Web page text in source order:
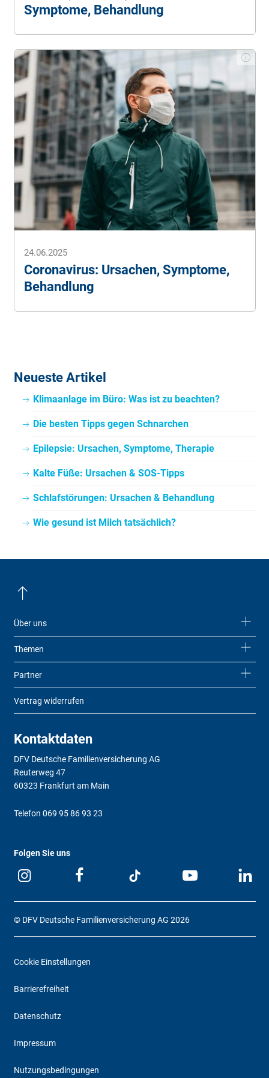
Symptome, Behandlung
24.06.2025
Coronavirus: Ursachen, Symptome,
Behandlung
Neueste Artikel
Klimaanlage im Büro: Was ist zu beachten?
Die besten Tipps gegen Schnarchen
Epilepsie: Ursachen, Symptome, Therapie
Kalte Füße: Ursachen & SOS-Tipps
Schlafstörungen: Ursachen & Behandlung
Wie gesund ist Milch tatsächlich?
Über uns
Themen
Partner
Vertrag widerrufen
Kontaktdaten
DFV Deutsche Familienversicherung AG
Reuterweg 47
60323 Frankfurt am Main
Telefon 069 95 86 93 23
Folgen Sie uns
© DFV Deutsche Familienversicherung AG 2026
Cookie Einstellungen
Barrierefreiheit
Datenschutz
Impressum
Nutzungsbedingungen